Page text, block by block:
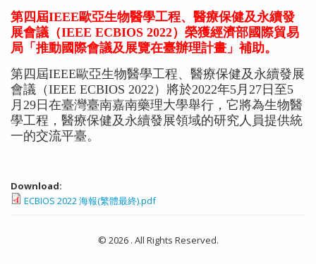
第四屆IEEE歐亞生物醫學工程、醫療保健及永續發
展會議（IEEE ECBIOS 2022）榮獲經濟部國際貿易
局「推動國際會議及展覽在臺辦理計畫」補助。
第四屆IEEE歐亞生物醫學工程、醫療保健及永續發展
會議（IEEE ECBIOS 2022）將於2022年5月27日至5
月29日在臺灣臺南嘉南藥理大學舉行，它將為生物醫
學工程，醫療保健及永續發展領域的研究人員提供統
一的交流平臺。
Download:
ECBIOS 2022 海報(繁體最終).pdf
© 2026 . All Rights Reserved.